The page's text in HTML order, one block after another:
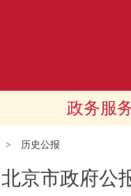
政务服
> 历史公报
北京市政府公